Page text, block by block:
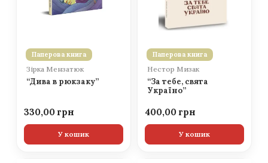
Паперова книга
Зірка Мензатюк
“Дива в рюкзаку”
330,00
У кошик
Паперова книга
Нестор Мизак
“За тебе, свята
Україно”
400,00
У кошик